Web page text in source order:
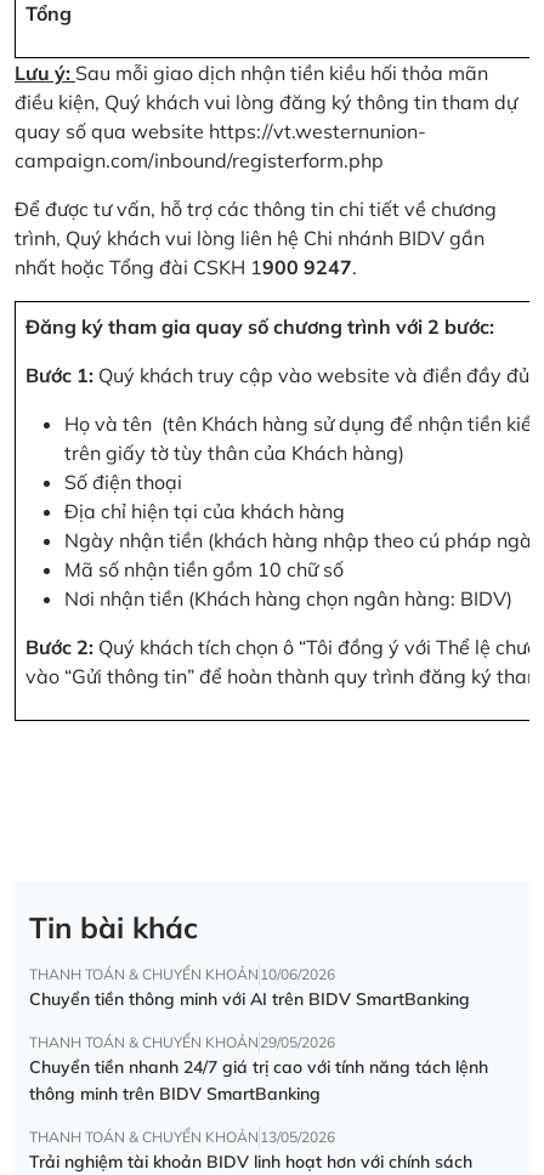
Tổng
Lưu ý: Sau mỗi giao dịch nhận tiền kiều hối thỏa mãn
điều kiện, Quý khách vui lòng đăng ký thông tin tham dự
quay số qua website https://vt.westernunion-
campaign.com/inbound/registerform.php
Để được tư vấn, hỗ trợ các thông tin chi tiết về chương
trình, Quý khách vui lòng liên hệ Chi nhánh BIDV gần
nhất hoặc Tổng đài CSKH 1900 9247.
Đăng ký tham gia quay số chương trình với 2 bước:
Bước 1: Quý khách truy cập vào website và điền đầy đủ
Họ và tên (tên Khách hàng sử dụng để nhận tiền
trên giấy tờ tùy thân của Khách hàng)
Số điện thoại
Địa chỉ hiện tại của khách hàng
Ngày nhận tiền (khách hàng nhập theo cú pháp
Mã số nhận tiền gồm 10 chữ số
Nơi nhận tiền (Khách hàng chọn ngân hàng: BIDV)
Bước 2: Quý khách tích chọn ô “Tôi đồng ý với Thể lệ
vào “Gửi thông tin” để hoàn thành quy trình đăng ký
Tin bài khác
THANH TOÁN & CHUYỂN KHOẢN 10/06/2026
Chuyển tiền thông minh với AI trên BIDV SmartBanking
THANH TOÁN & CHUYỂN KHOẢN 29/05/2026
Chuyển tiền nhanh 24/7 giá trị cao với tính năng tách lệnh
thông minh trên BIDV SmartBanking
THANH TOÁN & CHUYỂN KHOẢN 13/05/2026
Trải nghiệm tài khoản BIDV linh hoạt hơn với chính sách